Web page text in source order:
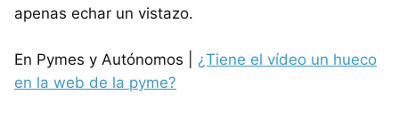
apenas echar un vistazo.
En Pymes y Autónomos | ¿Tiene el vídeo un hueco
en la web de la pyme?